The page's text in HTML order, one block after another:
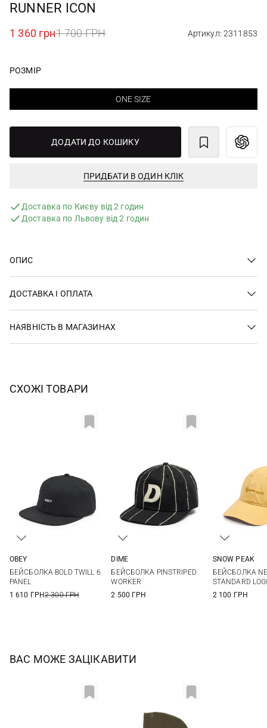
RUNNER ICON
1 360 грн1 700 ГРН Артикул: 2311853
РОЗМІР
ONE SIZE
ДОДАТИ ДО КОШИКУ
ПРИДБАТИ В ОДИН КЛІК
Доставка по Києву від 2 годин
Доставка по Львову від 2 годин
ОПИС
ДОСТАВКА І ОПЛАТА
НАЯВНІСТЬ В МАГАЗИНАХ
СХОЖІ ТОВАРИ
OBEY
БЕЙСБОЛКА BOLD TWILL 6
PANEL
1 610 ГРН2 300 ГРН
DIME
БЕЙСБОЛКА PINSTRIPED
WORKER
2 500 ГРН
SNOW PEAK
БЕЙСБОЛКА
STANDARD
2 100 ГРН
ВАС МОЖЕ ЗАЦІКАВИТИ